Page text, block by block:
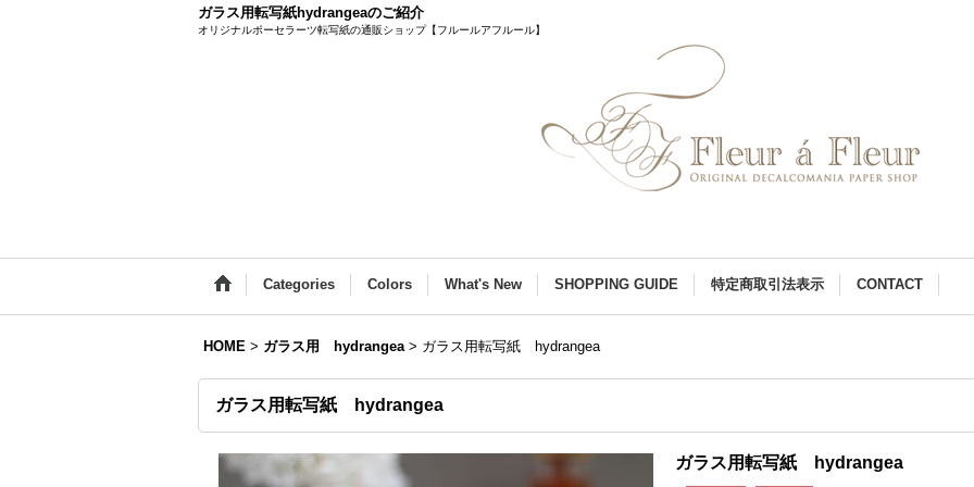
ガラス用転写紙hydrangeaのご紹介
オリジナルポーセラーツ転写紙の通販ショップ【フルールアフルール】
Categories Colors What's New SHOPPING GUIDE 特定商取引法表示 CONTACT
HOME > ガラス用 hydrangea > ガラス用転写紙 hydrangea
ガラス用転写紙 hydrangea
ガラス用転写紙 hydrangea